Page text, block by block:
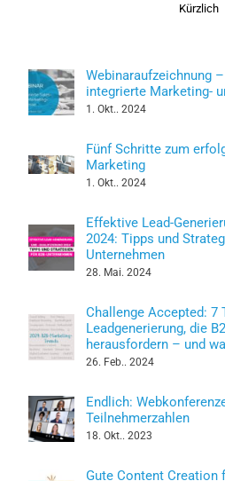
Kürzlich
Webinaraufzeichnung
integrierte Marketing-
1. Okt.. 2024
Fünf Schritte zum
Marketing
1. Okt.. 2024
Effektive Lead-
2024: Tipps und
Unternehmen
28. Mai. 2024
Challenge Accepted: 7
Leadgenerierung, die
herausfordern – und
26. Feb.. 2024
Endlich:
Teilnehmerzahlen
18. Okt.. 2023
Gute Content Creation